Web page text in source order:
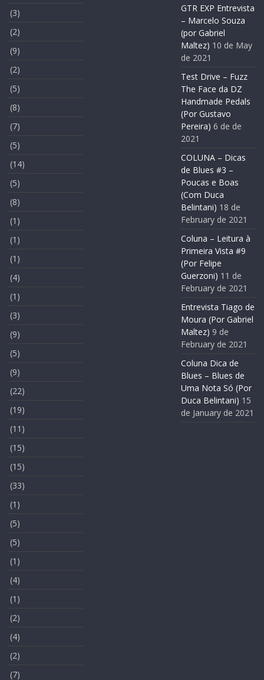
(3)
(2)
(9)
(2)
(5)
(8)
(7)
(5)
(14)
(5)
(8)
(1)
(1)
(1)
(4)
(1)
(3)
(9)
(5)
(9)
(22)
(19)
(11)
(15)
(15)
(33)
(1)
(5)
(5)
(1)
(4)
(1)
(2)
(4)
(2)
(7)
GTR EXP Entrevista
– Marcelo Souza
(por Gabriel
Maltez) 10 de May
de 2021
Test Drive – Fuzz
The Face da DZ
Handmade Pedals
(Por Gustavo
Pereira) 6 de de
2021
COLUNA – Dicas
de Blues #3 –
Poucas e Boas
(Com Duca
Belintani) 18 de
February de 2021
Coluna – Leitura à
Primeira Vista #9
(Por Felipe
Guerzoni) 11 de
February de 2021
Entrevista Tiago de
Moura (Por Gabriel
Maltez) 9 de
February de 2021
Coluna Dica de
Blues – Blues de
Uma Nota Só (Por
Duca Belintani) 15
de January de 2021